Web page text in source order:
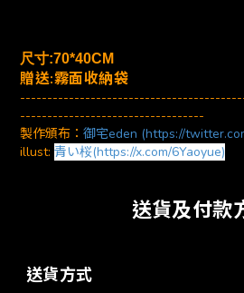
尺寸:70*40CM
贈送:霧面收納袋
----------------------------------
製作頒布： 御宅eden (https://
illust: 青い桜(https://x.com/6Yaoyue)
送貨及付款
送貨方式